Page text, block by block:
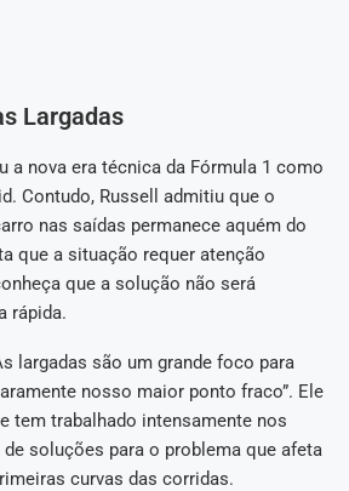
Largadas
a nova era técnica da Fórmula 1 como
Contudo, Russell admitiu que o
nas saídas permanece aquém do
que a situação requer atenção
que a solução não será
rápida.
largadas são um grande foco para
nosso maior ponto fraco”. Ele
tem trabalhado intensamente nos
soluções para o problema que afeta
curvas das corridas.